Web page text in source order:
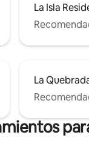
La Isla
La